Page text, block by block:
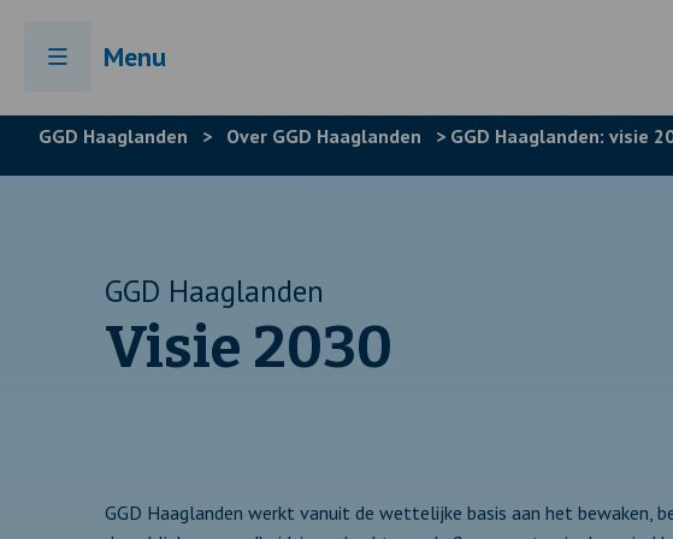
Menu
GGD Haaglanden > Over GGD Haaglanden > GGD Haaglanden: visie
GGD Haaglanden
Visie 2030
GGD Haaglanden werkt vanuit de wettelijke basis aan het bewaken,